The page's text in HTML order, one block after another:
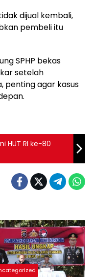
dijual kembali,
pembeli itu
SPHP bekas
setelah
penting agar kasus
HUT RI ke-80